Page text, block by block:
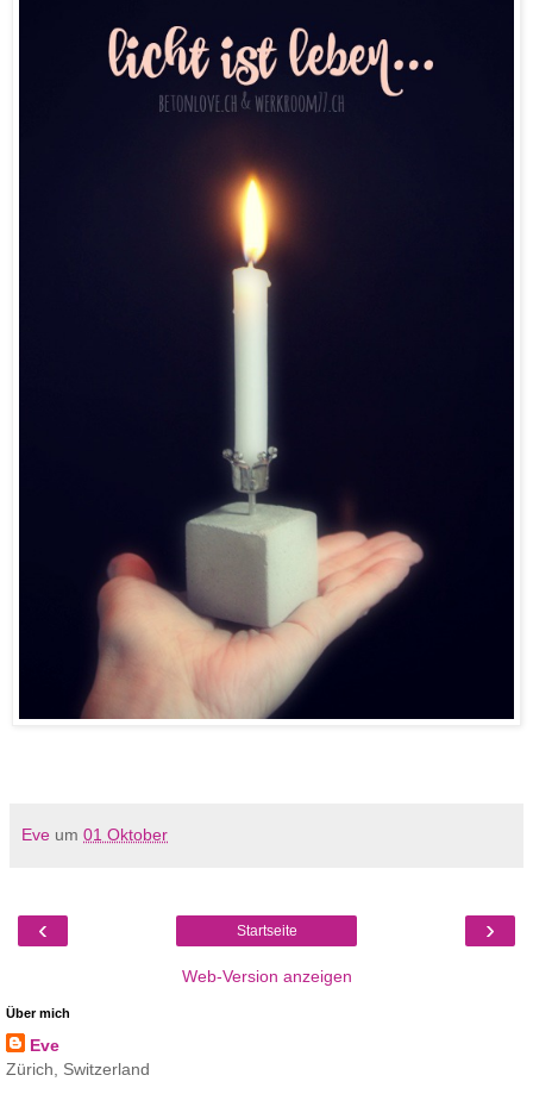
Eve um 01 Oktober
‹ ›
Startseite
Web-Version anzeigen
Über mich
Eve
Zürich, Switzerland